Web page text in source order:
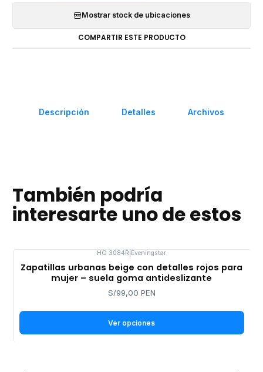
Mostrar stock de ubicaciones
COMPARTIR ESTE PRODUCTO
Descripción Detalles Archivos
También podría
interesarte uno de estos
HG 3084R Eveningstar
Zapatillas urbanas beige con detalles rojos para
mujer – suela goma antideslizante
S/99,00 PEN
Ver opciones